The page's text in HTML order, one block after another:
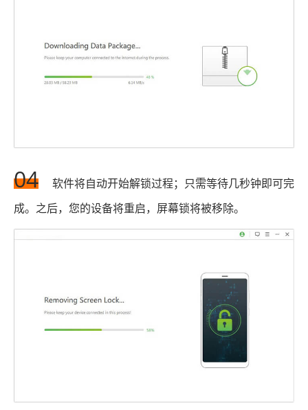
04
软件将自动开始解锁过程；只需等待几秒钟即可完
成。之后，您的设备将重启，屏幕锁将被移除。